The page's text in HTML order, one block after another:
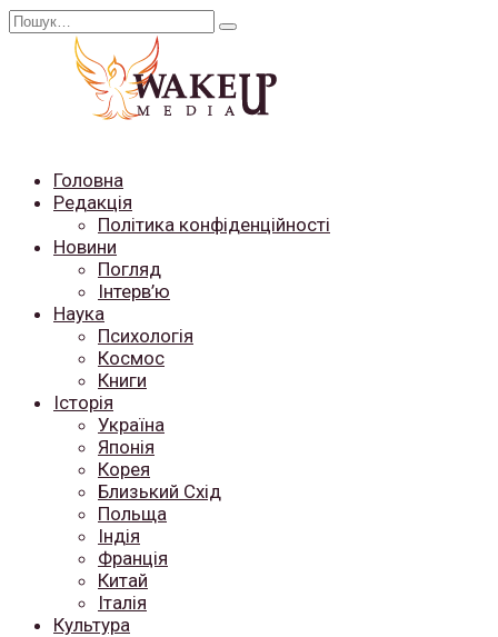
Перейти
Search
Головна
Редакція
Політика конфіденційності
Новини
Погляд
Інтерв’ю
Наука
Психологія
Космос
Книги
Історія
Україна
Японія
Корея
Близький Схід
Польща
Індія
Франція
Китай
Італія
Культура